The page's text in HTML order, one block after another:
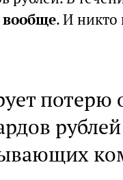
вообще. И никто
потерю